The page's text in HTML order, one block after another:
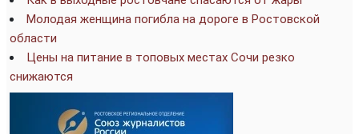
Молодая женщина погибла на дороге в Ростовской
области
Цены на питание в топовых местах Сочи резко
снижаются